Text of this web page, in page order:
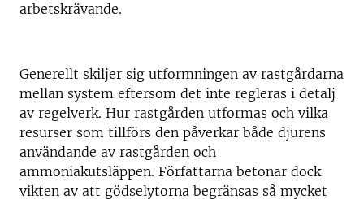
arbetskrävande.
Generellt skiljer sig utformningen av rastgårdarna
mellan system eftersom det inte regleras i detalj
av regelverk. Hur rastgården utformas och vilka
resurser som tillförs den påverkar både djurens
användande av rastgården och
ammoniakutsläppen. Författarna betonar dock
vikten av att gödselytorna begränsas så mycket